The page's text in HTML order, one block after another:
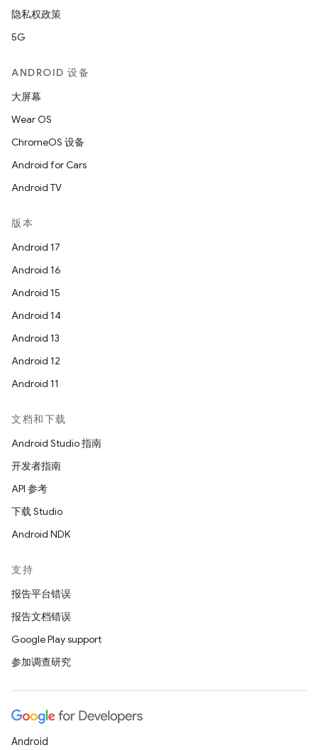
隐私权政策
5G
ANDROID 设备
大屏幕
Wear OS
ChromeOS 设备
Android for Cars
Android TV
版本
Android 17
Android 16
Android 15
Android 14
Android 13
Android 12
Android 11
文档和下载
Android Studio 指南
开发者指南
API 参考
下载 Studio
Android NDK
支持
报告平台错误
报告文档错误
Google Play support
参加调查研究
Android